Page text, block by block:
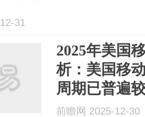
31
2025年美国
析：美国移
周期已普遍
【组图】
前瞻网 2025-12-30